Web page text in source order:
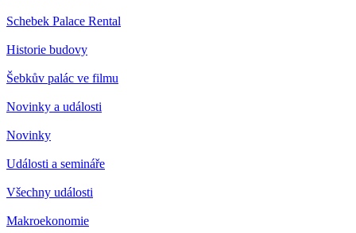
Schebek Palace Rental
Historie budovy
Šebkův palác ve filmu
Novinky a události
Novinky
Události a semináře
Všechny události
Makroekonomie